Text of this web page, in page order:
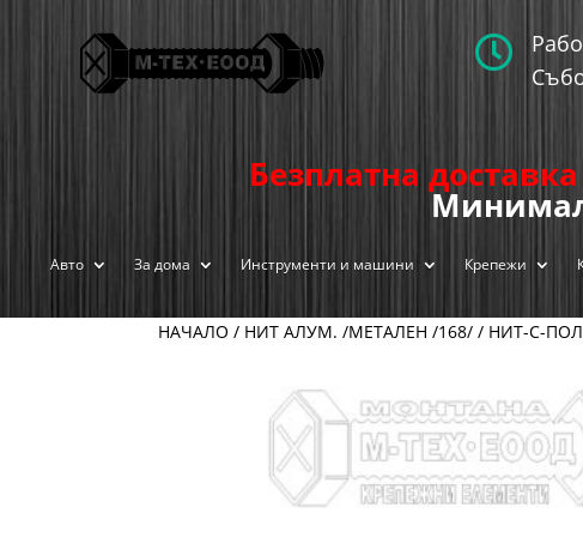

Безплатна
Авто За дома Инструменти и машини Крепежи
НАЧАЛО / НИТ АЛУМ. /МЕТАЛЕН /168/ / НИТ-С-